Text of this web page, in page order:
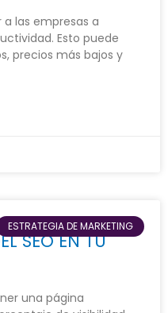
las empresas a
Esto puede
precios más bajos y
ESTRATEGIA DE MARKETING
SEO EN TU
una página